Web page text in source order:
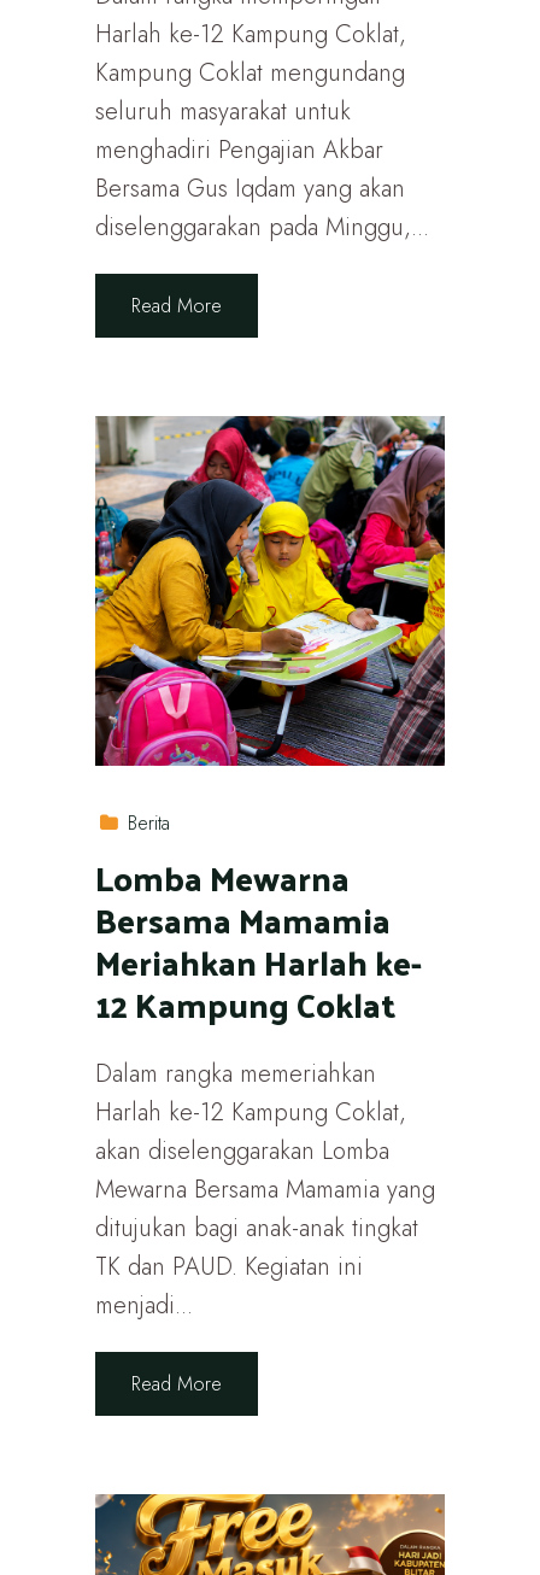
Harlah ke-12 Kampung Coklat,
Kampung Coklat mengundang
seluruh masyarakat untuk
menghadiri Pengajian Akbar
Bersama Gus Iqdam yang akan
diselenggarakan pada Minggu,...
Read More
Berita
Lomba Mewarna
Bersama Mamamia
Meriahkan Harlah ke-
12 Kampung Coklat
Dalam rangka memeriahkan
Harlah ke-12 Kampung Coklat,
akan diselenggarakan Lomba
Mewarna Bersama Mamamia yang
ditujukan bagi anak-anak tingkat
TK dan PAUD. Kegiatan ini
menjadi...
Read More